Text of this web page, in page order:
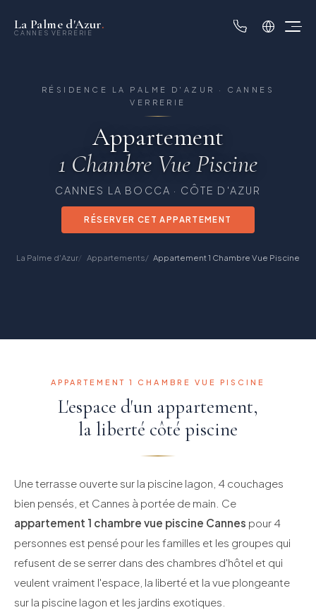
La Palme d'Azur.
CANNES VERRERIE
RÉSIDENCE LA PALME D'AZUR · CANNES
VERRERIE
Appartement
1 Chambre Vue Piscine
CANNES LA BOCCA · CÔTE D'AZUR
RÉSERVER CET APPARTEMENT
La Palme d'Azur Appartements Appartement 1 Chambre Vue Piscine
APPARTEMENT 1 CHAMBRE VUE PISCINE
L'espace d'un appartement,
la liberté côté piscine
Une terrasse ouverte sur la piscine lagon, 4 couchages
bien pensés, et Cannes à portée de main. Ce
appartement 1 chambre vue piscine Cannes pour 4
personnes est pensé pour les familles et les groupes qui
refusent de se serrer dans des chambres d'hôtel et qui
veulent vraiment l'espace, la liberté et la vue plongeante
sur la piscine lagon et les jardins exotiques.